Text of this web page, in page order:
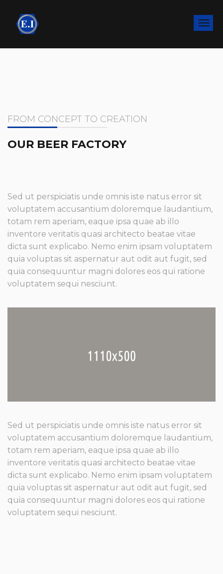
OUR BEER FACTORY
FROM CONCEPT TO CREATION
Sed ut perspiciatis unde omnis iste natus error sit
voluptatem accusantium doloremque laudantium,
totam rem aperiam, eaque ipsa quae ab illo
inventore veritatis quasi architecto beatae vitae
dicta sunt explicabo. Nemo enim ipsam voluptatem
quia voluptas sit aspernatur aut odit aut fugit, sed
quia consequuntur magni dolores eos qui ratione
voluptatem sequi nesciunt.
Sed ut perspiciatis unde omnis iste natus error sit
voluptatem accusantium doloremque laudantium,
totam rem aperiam, eaque ipsa quae ab illo
inventore veritatis quasi architecto beatae vitae
dicta sunt explicabo. Nemo enim ipsam voluptatem
quia voluptas sit aspernatur aut odit aut fugit, sed
quia consequuntur magni dolores eos qui ratione
voluptatem sequi nesciunt.